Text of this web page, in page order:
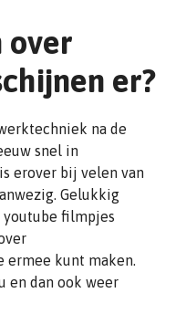
over
er?
na de
snel in
erover bij velen van
Gelukkig
filmpjes
ermee kunt maken.
en dan ook weer